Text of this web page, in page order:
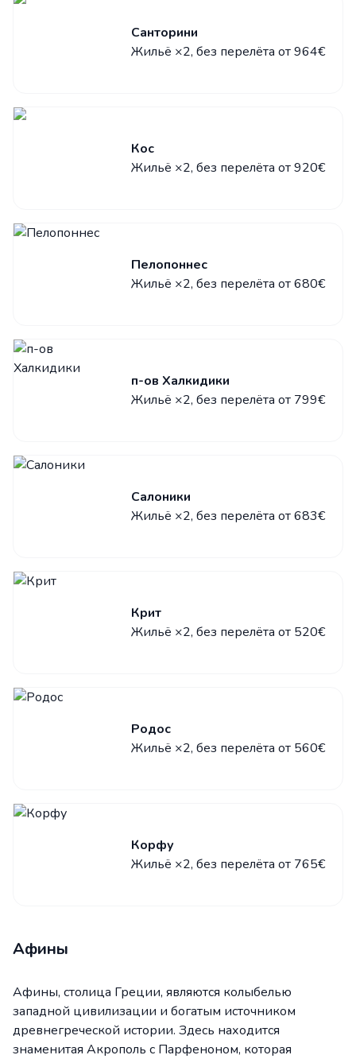
Санторини
Жильё ×2, без перелёта от 964€
Кос
Жильё ×2, без перелёта от 920€
Пелопоннес
Жильё ×2, без перелёта от 680€
п-ов Халкидики
Жильё ×2, без перелёта от 799€
Салоники
Жильё ×2, без перелёта от 683€
Крит
Жильё ×2, без перелёта от 520€
Родос
Жильё ×2, без перелёта от 560€
Корфу
Жильё ×2, без перелёта от 765€
Афины
Афины, столица Греции, являются колыбелью
западной цивилизации и богатым источником
древнегреческой истории. Здесь находится
знаменитая Акрополь с Парфеноном, которая